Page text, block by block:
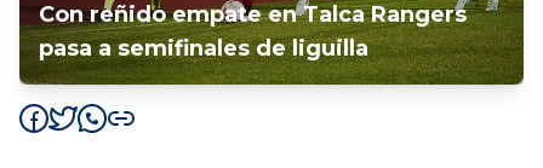
Con reñido empate en Talca Rangers
pasa a semifinales de liguilla